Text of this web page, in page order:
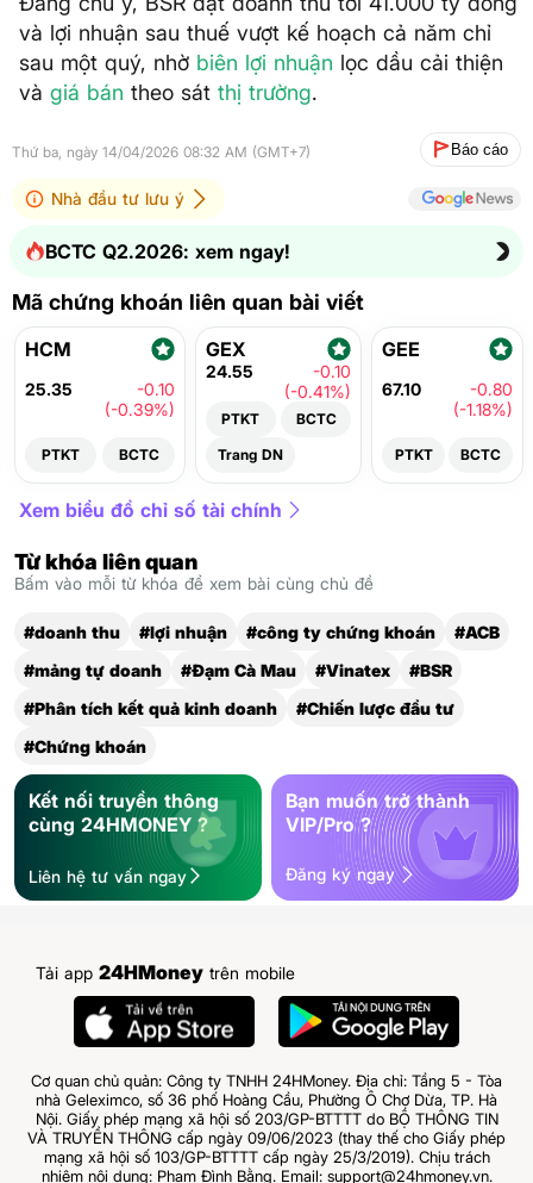
và lợi nhuận sau thuế vượt kế hoạch cả năm chỉ
sau một quý, nhờ biên lợi nhuận lọc dầu cải thiện
và giá bán theo sát thị trường.
Thứ ba, ngày 14/04/2026 08:32 AM (GMT+7) Báo cáo
Nhà đầu tư lưu ý
BCTC Q2.2026: xem ngay!
Mã chứng khoán liên quan bài viết
HCM
25.35
-0.10
(-0.39%)
PTKT BCTC
GEX
24.55
-0.10
(-0.41%)
PTKT
BCTC
Trang DN
GEE
67.10
-0.80
(-1.18%)
PTKT BCTC
Xem biểu đồ chỉ số tài chính
Từ khóa liên quan
Bấm vào mỗi từ khóa để xem bài cùng chủ đề
#doanh thu #lợi nhuận #công ty chứng khoán
#ACB
#mảng tự doanh
#Đạm Cà Mau #Vinatex
#BSR
#Phân tích kết quả kinh doanh
#Chiến lược đầu tư
#Chứng khoán
Kết nối truyền thông
cùng 24HMONEY ?
Liên hệ tư vấn ngay
Bạn muốn trở thành
VIP/Pro ?
Đăng ký ngay
Tải app 24HMoney trên mobile
Cơ quan chủ quản: Công ty TNHH 24HMoney. Địa chỉ: Tầng 5 - Tòa
nhà Geleximco, số 36 phố Hoàng Cầu, Phường Ô Chợ Dừa, TP. Hà
Nội. Giấy phép mạng xã hội số 203/GP-BTTTT do BỘ THÔNG TIN
VÀ TRUYỀN THÔNG cấp ngày 09/06/2023 (thay thế cho Giấy phép
mạng xã hội số 103/GP-BTTTT cấp ngày 25/3/2019). Chịu trách
nhiệm nội dung: Phạm Đình Bằng. Email: support@24hmoney.vn.